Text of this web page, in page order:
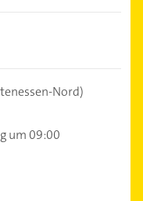
Nord)
um 09:00